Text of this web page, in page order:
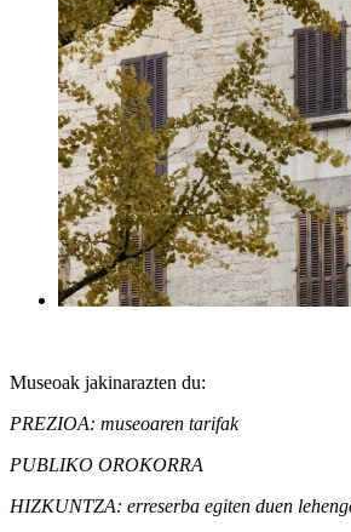
Museoak jakinarazten du:
PREZIOA: museoaren tarifak
PUBLIKO OROKORRA
HIZKUNTZA: erreserba egiten duen